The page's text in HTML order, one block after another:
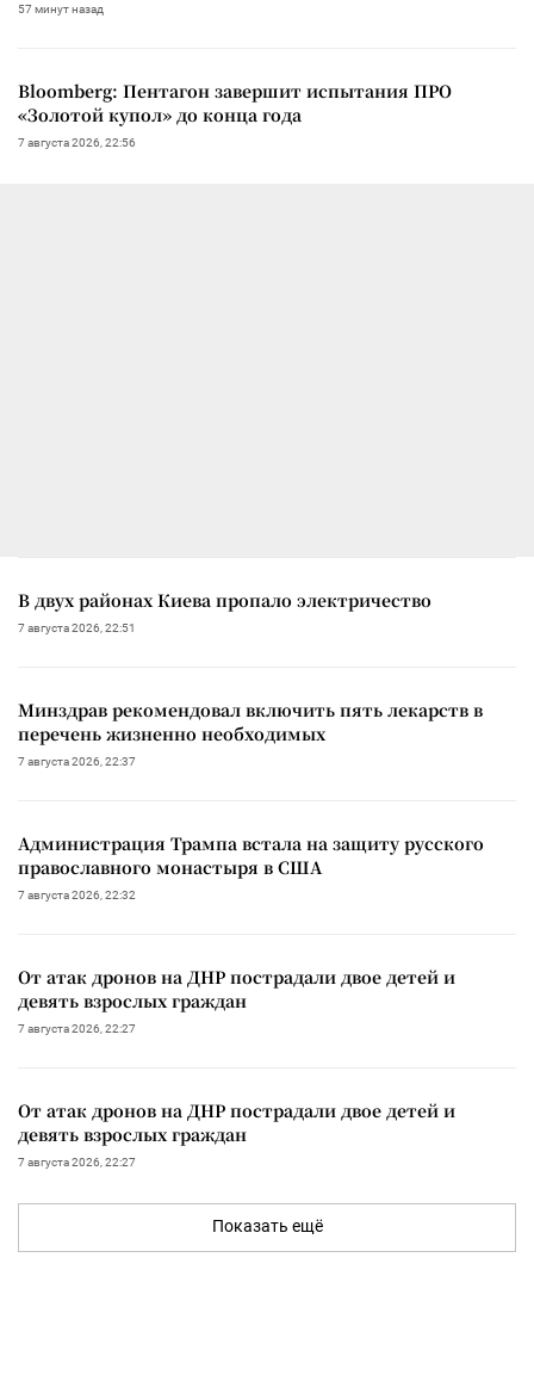
57 минут назад
Bloomberg: Пентагон завершит испытания ПРО
«Золотой купол» до конца года
7 августа 2026, 22:56
В двух районах Киева пропало электричество
7 августа 2026, 22:51
Минздрав рекомендовал включить пять лекарств в
перечень жизненно необходимых
7 августа 2026, 22:37
Администрация Трампа встала на защиту русского
православного монастыря в США
7 августа 2026, 22:32
От атак дронов на ДНР пострадали двое детей и
девять взрослых граждан
7 августа 2026, 22:27
От атак дронов на ДНР пострадали двое детей и
девять взрослых граждан
7 августа 2026, 22:27
Показать ещё